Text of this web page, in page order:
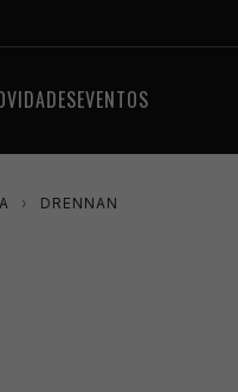
EVENTOS
› DRENNAN